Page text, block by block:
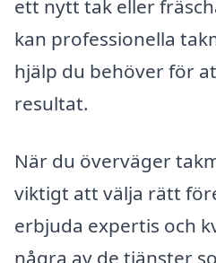
ett nytt tak eller
kan professionella
hjälp du behöver för
resultat.
När du överväger
viktigt att välja rätt
erbjuda expertis och
några av de tjänster